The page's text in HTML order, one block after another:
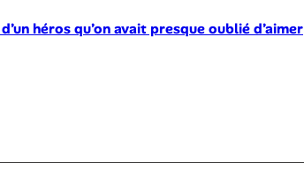
héros qu’on avait presque oublié d’aimer